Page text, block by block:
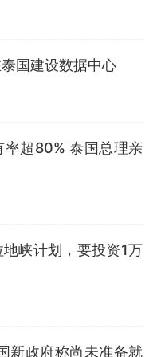
国建设数据中心
率超80% 泰国总理亲
峡计划，要投资1万
新政府称尚未准备就